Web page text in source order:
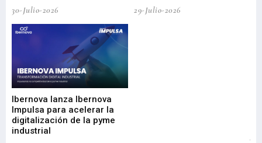
30-Julio-2026
29-Julio-2026
Ibernova lanza Ibernova
Impulsa para acelerar la
digitalización de la pyme
industrial